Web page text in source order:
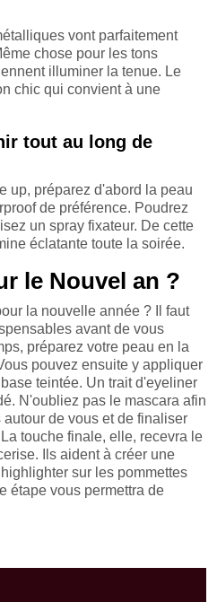
vont parfaitement
chose pour les tons
illuminer la tenue. Le
chic qui convient à une
tout au long de
up, préparez d'abord la peau
de préférence. Poudrez
un spray fixateur. De cette
éclatante toute la soirée.
le Nouvel an ?
la nouvelle année ? Il faut
avant de vous
préparez votre peau en la
pouvez ensuite y appliquer
teintée. Un trait d'eyeliner
N'oubliez pas le mascara afin
de vous et de finaliser
touche finale, elle, recevra le
Ils aident à créer une
sur les pommettes
étape vous permettra de